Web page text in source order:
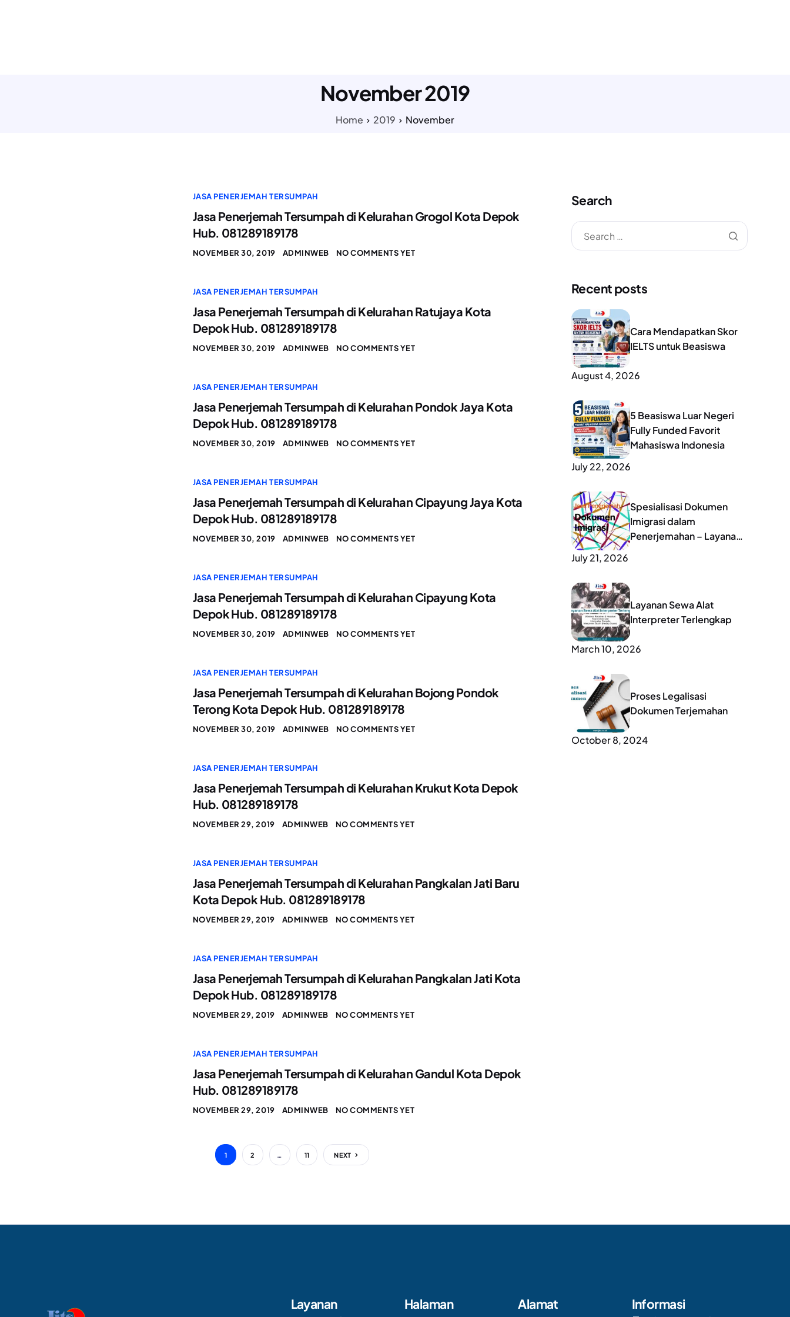
November 2019
Home 2019 November
JASA PENERJEMAH TERSUMPAH
Jasa Penerjemah Tersumpah di Kelurahan Grogol Kota Depok
Hub. 081289189178
NOVEMBER 30, 2019 ADMINWEB NO COMMENTS YET
JASA PENERJEMAH TERSUMPAH
Jasa Penerjemah Tersumpah di Kelurahan Ratujaya Kota
Depok Hub. 081289189178
NOVEMBER 30, 2019 ADMINWEB NO COMMENTS YET
JASA PENERJEMAH TERSUMPAH
Jasa Penerjemah Tersumpah di Kelurahan Pondok Jaya Kota
Depok Hub. 081289189178
NOVEMBER 30, 2019 ADMINWEB NO COMMENTS YET
JASA PENERJEMAH TERSUMPAH
Jasa Penerjemah Tersumpah di Kelurahan Cipayung Jaya Kota
Depok Hub. 081289189178
NOVEMBER 30, 2019 ADMINWEB NO COMMENTS YET
JASA PENERJEMAH TERSUMPAH
Jasa Penerjemah Tersumpah di Kelurahan Cipayung Kota
Depok Hub. 081289189178
NOVEMBER 30, 2019 ADMINWEB NO COMMENTS YET
JASA PENERJEMAH TERSUMPAH
Jasa Penerjemah Tersumpah di Kelurahan Bojong Pondok
Terong Kota Depok Hub. 081289189178
NOVEMBER 30, 2019 ADMINWEB NO COMMENTS YET
JASA PENERJEMAH TERSUMPAH
Jasa Penerjemah Tersumpah di Kelurahan Krukut Kota Depok
Hub. 081289189178
NOVEMBER 29, 2019 ADMINWEB NO COMMENTS YET
JASA PENERJEMAH TERSUMPAH
Jasa Penerjemah Tersumpah di Kelurahan Pangkalan Jati Baru
Kota Depok Hub. 081289189178
NOVEMBER 29, 2019 ADMINWEB NO COMMENTS YET
JASA PENERJEMAH TERSUMPAH
Jasa Penerjemah Tersumpah di Kelurahan Pangkalan Jati Kota
Depok Hub. 081289189178
NOVEMBER 29, 2019 ADMINWEB NO COMMENTS YET
JASA PENERJEMAH TERSUMPAH
Jasa Penerjemah Tersumpah di Kelurahan Gandul Kota Depok
Hub. 081289189178
NOVEMBER 29, 2019 ADMINWEB NO COMMENTS YET
1 2 11 NEXT
Search
Recent posts
Cara Mendapatkan Skor
IELTS untuk Beasiswa
August 4, 2026
5 Beasiswa Luar Negeri
Fully Funded Favorit
Mahasiswa Indonesia
July 22, 2026
Spesialisasi Dokumen
Imigrasi dalam
Penerjemahan – Layanan
July 21, 2026
Layanan Sewa Alat
Interpreter Terlengkap
March 10, 2026
Proses Legalisasi
Dokumen Terjemahan
October 8, 2024
Layanan Halaman Alamat Informasi